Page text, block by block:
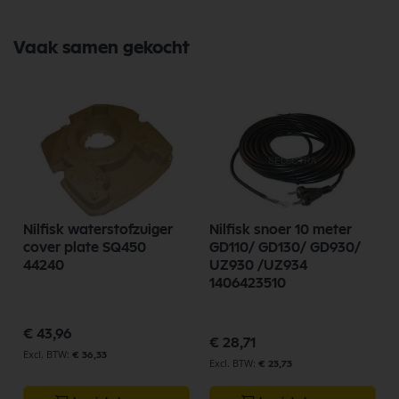
Vaak samen gekocht
Nilfisk waterstofzuiger
cover plate SQ450
44240
€ 43,96
€ 36,33
Nilfisk snoer 10 meter
GD110/ GD130/ GD930/
UZ930 /UZ934
1406423510
€ 28,71
€ 23,73